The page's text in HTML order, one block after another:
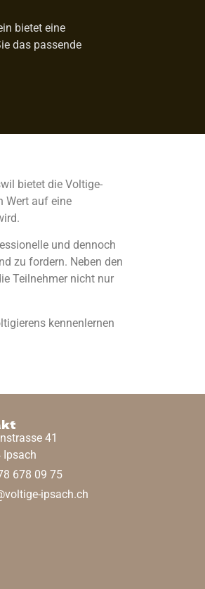
bietet eine
das passende
bietet die Voltige-
Wert auf eine
und dennoch
zu fordern. Neben den
Teilnehmer nicht nur
kennenlernen
41
Ipsach
678 09 75
ipsach.ch